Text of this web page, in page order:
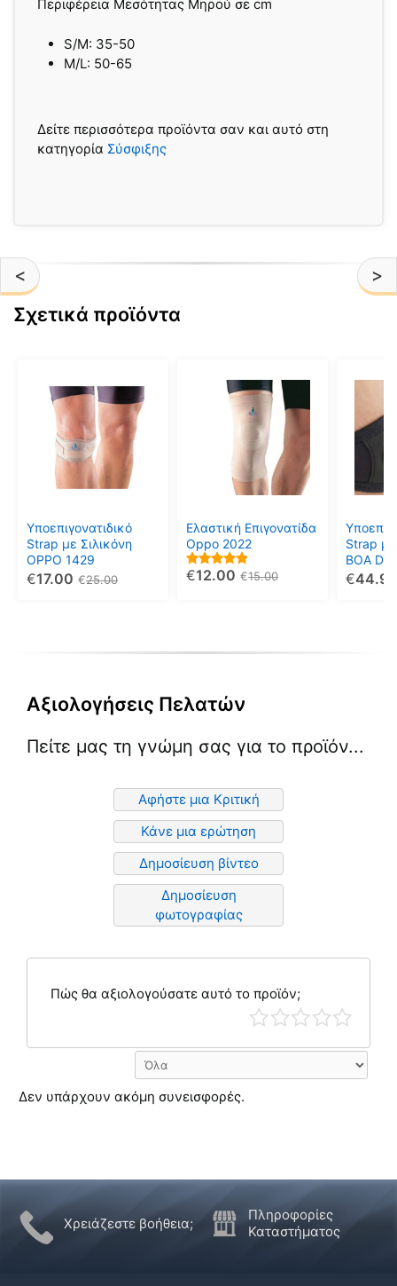
< >
Περιφέρεια Μεσότητας Μηρού σε cm
S/M: 35-50
M/L: 50-65
Δείτε περισσότερα προϊόντα σαν και αυτό στη
κατηγορία Σύσφιξης
Σχετικά προϊόντα
Υποεπιγονατιδικό
Strap με Σιλικόνη
OPPO 1429
25.00
€
17.00
€
προϊόν
πολλαπλές
παραλλαγές.
μπορούν
να
επιλεγούν
στη
Ελαστική Επιγονατίδα
Oppo 2022
5.00
out of 5
15.00
€
12.00
€
πολλαπλές
παραλλαγές.
μπορούν
να
επιλεγούν
στη
Strap
BOA
44.94
€
έχει
Οι
να
στη
Αξιολογήσεις Πελατών
Πείτε μας τη γνώμη σας για το προϊόν...
Αφήστε μια Κριτική
Κάνε μια ερώτηση
Δημοσίευση βίντεο
Δημοσίευση
φωτογραφίας
Πώς θα αξιολογούσατε αυτό το προϊόν;
Δεν υπάρχουν ακόμη συνεισφορές.
Χρειάζεστε βοήθεια;
Πληροφορίες
Καταστήματος